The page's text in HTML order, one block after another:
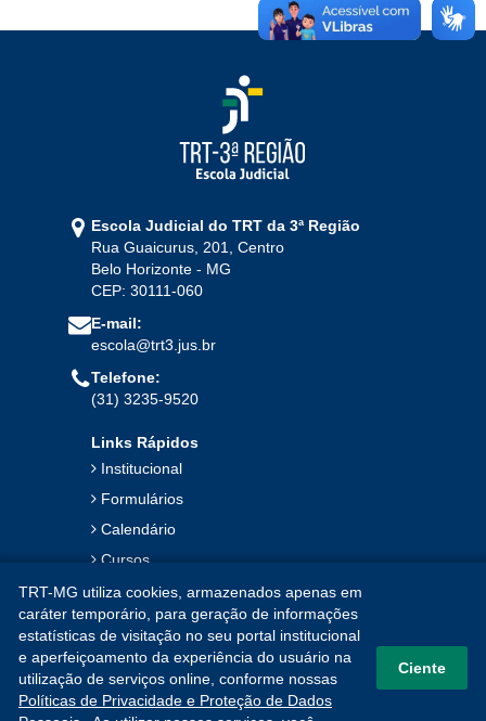
Escola Judicial do TRT da 3ª Região
Rua Guaicurus, 201, Centro
Belo Horizonte - MG
CEP: 30111-060
E-mail:
escola@trt3.jus.br
Telefone:
(31) 3235-9520
Links Rápidos
Institucional
Formulários
Calendário
Cursos
Publicações
Notícias
Contato
Mapa do Site
TRT-MG utiliza cookies, armazenados apenas em
caráter temporário, para geração de informações
estatísticas de visitação no seu portal institucional
e aperfeiçoamento da experiência do usuário na
utilização de serviços online, conforme nossas
Políticas de Privacidade e Proteção de Dados
Ciente